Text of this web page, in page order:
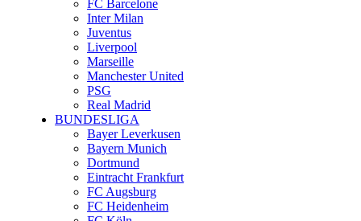
FC Barcelone
Inter Milan
Juventus
Liverpool
Marseille
Manchester United
PSG
Real Madrid
BUNDESLIGA
Bayer Leverkusen
Bayern Munich
Dortmund
Eintracht Frankfurt
FC Augsburg
FC Heidenheim